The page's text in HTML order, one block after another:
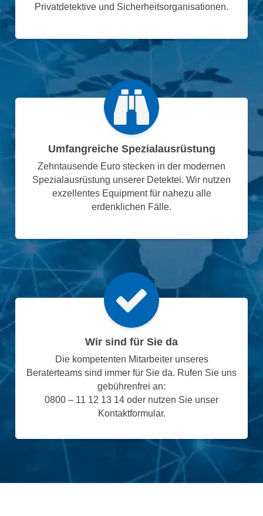
Privatdetektive und Sicherheitsorganisationen.
Umfangreiche Spezialausrüstung
Zehntausende Euro stecken in der modernen
Spezialausrüstung unserer Detektei. Wir nutzen
exzellentes Equipment für nahezu alle
erdenklichen Fälle.
Wir sind für Sie da
Die kompetenten Mitarbeiter unseres
Beraterteams sind immer für Sie da. Rufen Sie uns
gebührenfrei an:
0800 – 11 12 13 14 oder nutzen Sie unser
Kontaktformular.